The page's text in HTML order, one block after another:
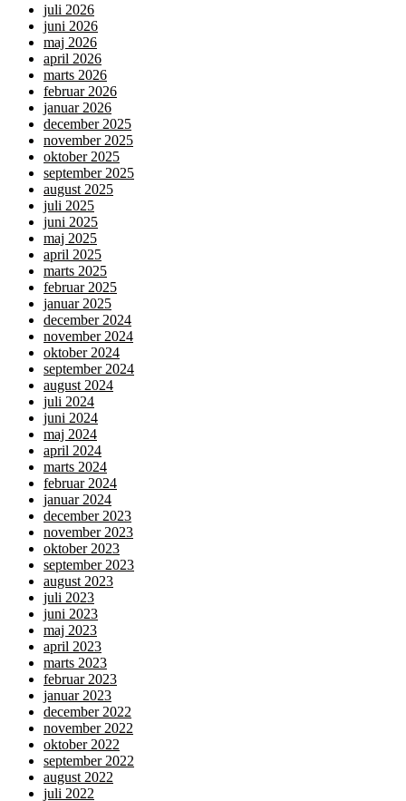
juli 2026
juni 2026
maj 2026
april 2026
marts 2026
februar 2026
januar 2026
december 2025
november 2025
oktober 2025
september 2025
august 2025
juli 2025
juni 2025
maj 2025
april 2025
marts 2025
februar 2025
januar 2025
december 2024
november 2024
oktober 2024
september 2024
august 2024
juli 2024
juni 2024
maj 2024
april 2024
marts 2024
februar 2024
januar 2024
december 2023
november 2023
oktober 2023
september 2023
august 2023
juli 2023
juni 2023
maj 2023
april 2023
marts 2023
februar 2023
januar 2023
december 2022
november 2022
oktober 2022
september 2022
august 2022
juli 2022